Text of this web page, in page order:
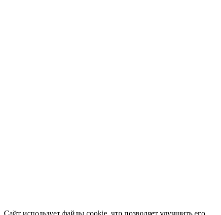
Сайт использует файлы cookie, что позволяет улучшить его